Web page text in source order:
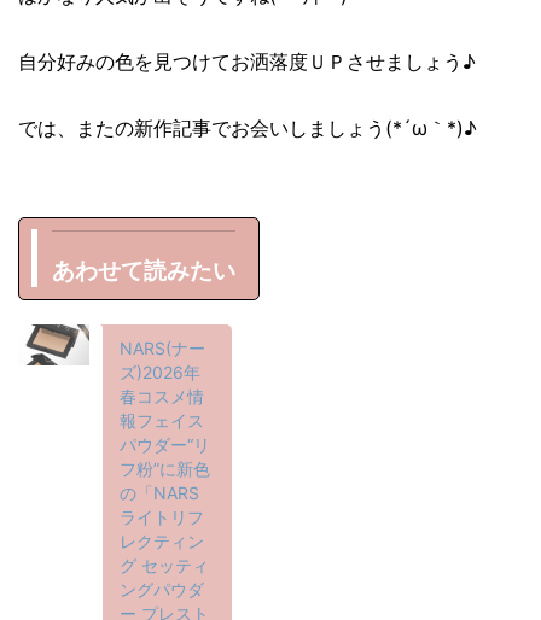
自分好みの色を見つけてお洒落度ＵＰさせましょう♪
では、またの新作記事でお会いしましょう(*´ω｀*)♪
あわせて読みたい
NARS(ナー
ズ)2026年
春コスメ情
報フェイス
パウダー“リ
フ粉”に新色
の「NARS
ライトリフ
レクティン
グ セッティ
ングパウダ
ー プレスト